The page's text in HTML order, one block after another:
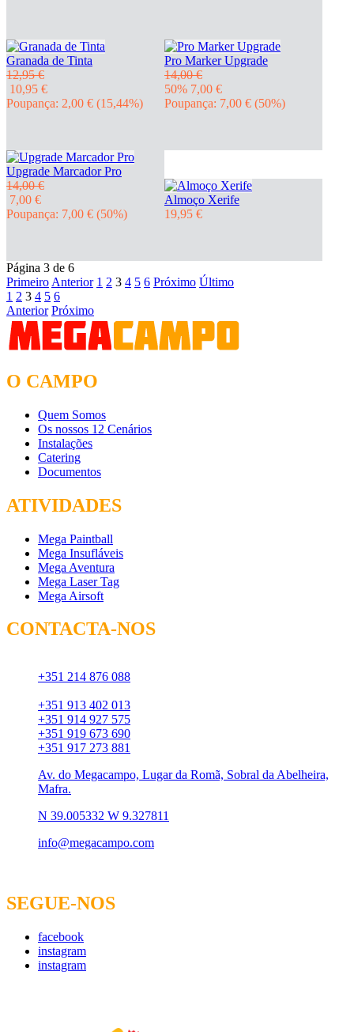
Granada de Tinta
12,95 €
10,95 €
Poupança: 2,00 € (15,44%)
Pro Marker Upgrade
14,00 €
50% 7,00 €
Poupança: 7,00 € (50%)
Upgrade Marcador Pro
14,00 €
7,00 €
Poupança: 7,00 € (50%)
Almoço Xerife
19,95 €
Página 3 de 6
Primeiro Anterior 1 2 3 4 5 6 Próximo Último
1 2 3 4 5 6
Anterior Próximo
O CAMPO
Quem Somos
Os nossos 12 Cenários
Instalações
Catering
Documentos
ATIVIDADES
Mega Paintball
Mega Insufláveis
Mega Aventura
Mega Laser Tag
Mega Airsoft
CONTACTA-NOS
+351 214 876 088
+351 913 402 013
+351 914 927 575
+351 919 673 690
+351 917 273 881
Av. do Megacampo, Lugar da Romã, Sobral da Abelheira,
Mafra.
N 39.005332 W 9.327811
info@megacampo.com
SEGUE-NOS
facebook
instagram
instagram